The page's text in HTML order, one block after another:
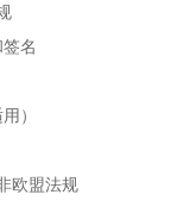
名
）
欧盟法规